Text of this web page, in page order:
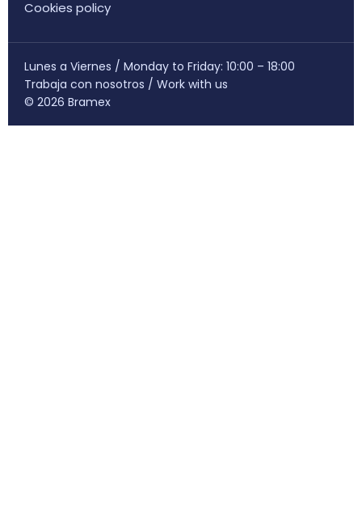
Cookies policy
Lunes a Viernes / Monday to Friday: 10:00 – 18:00
Trabaja con nosotros / Work with us
© 2026 Bramex